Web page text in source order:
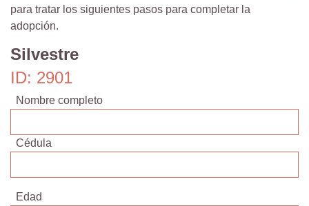
para tratar los siguientes pasos para completar la
adopción.
Silvestre
ID: 2901
Nombre completo
Cédula
Edad